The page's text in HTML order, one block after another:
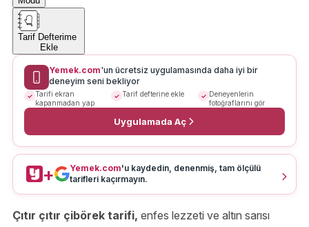
Tarif Defterime
Ekle
Yemek.com'un ücretsiz uygulamasında daha iyi bir
deneyim seni bekliyor
Tarifi ekran
kapanmadan yap
Tarif defterine ekle
Deneyenlerin
fotoğraflarını gör
Uygulamada Aç
+ Yemek.com'u kaydedin, denenmiş, tam ölçülü
tarifleri kaçırmayın.
Çıtır çıtır çibörek tarifi, enfes lezzeti ve altın sarısı